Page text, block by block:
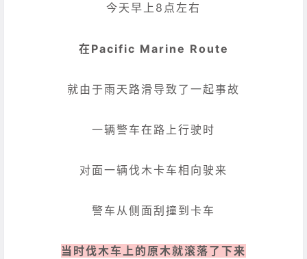
今天早上8点左右
在Pacific Marine Route
就由于雨天路滑导致了一起事故
一辆警车在路上行驶时
对面一辆伐木卡车相向驶来
警车从侧面刮撞到卡车
当时伐木车上的原木就滚落了下来